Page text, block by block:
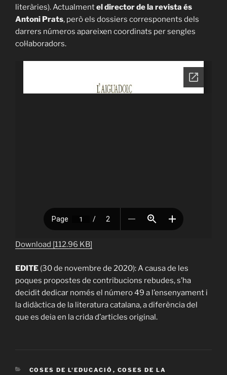
literàries). Actualmentel director de la revista és
Antoni Prats, però els dossiers corresponents dels
darrers números apareixen coordinats per sengles
col·laboradors.
Download [112.96 KB]
EDITE (30 de novembre de 2020): A causa de les
poques propostes de contribucions rebudes, s’ha
decidit dedicar només el número 49 a l’ensenyament i
la didàctica de la literatura catalana, a diferència del
que es deia en la crida d’articles original.
CATEGORIES
COSES DE L'EDUCACIÓ , COSES DE LA